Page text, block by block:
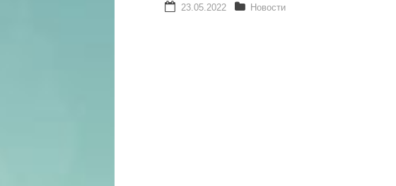
23.05.2022 Новости